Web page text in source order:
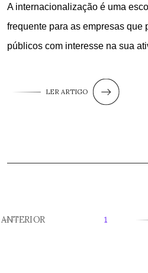
A internacionalização é uma
frequente para as empresas que
públicos com interesse na sua
LER ARTIGO
ANTERIOR 1